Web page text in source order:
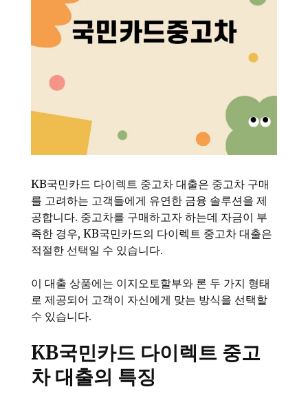
KB국민카드 다이렉트 중고차 대출은 중고차 구매
를 고려하는 고객들에게 유연한 금융 솔루션을 제
공합니다. 중고차를 구매하고자 하는데 자금이 부
족한 경우, KB국민카드의 다이렉트 중고차 대출은
적절한 선택일 수 있습니다.
이 대출 상품에는 이지오토할부와 론 두 가지 형태
로 제공되어 고객이 자신에게 맞는 방식을 선택할
수 있습니다.
KB국민카드 다이렉트 중고
차 대출의 특징